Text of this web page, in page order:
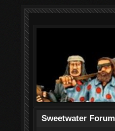
Sweetwater Forum